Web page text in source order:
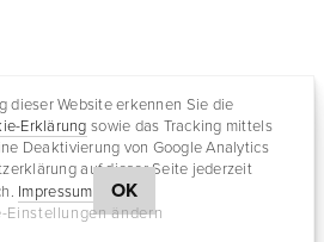
dieser Website erkennen Sie die
Erklärung sowie das Tracking mittels
Deaktivierung von Google Analytics
auf dieser Seite jederzeit
Impressum OK
Einstellungen ändern